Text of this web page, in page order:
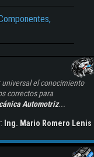
el conocimiento
correctos para
Automotriz...
Ing. Mario Romero Lenis